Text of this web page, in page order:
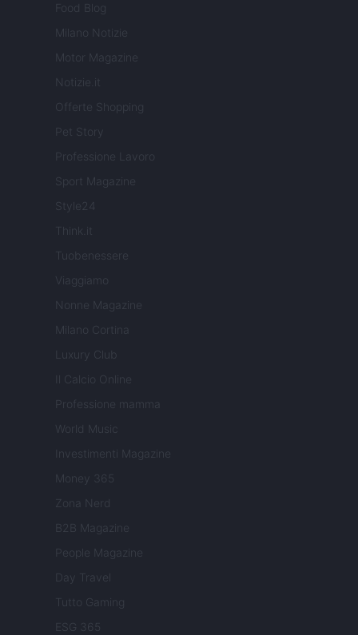
Food Blog
Milano Notizie
Motor Magazine
Notizie.it
Offerte Shopping
Pet Story
Professione Lavoro
Sport Magazine
Style24
Think.it
Tuobenessere
Viaggiamo
Nonne Magazine
Milano Cortina
Luxury Club
Il Calcio Online
Professione mamma
World Music
Investimenti Magazine
Money 365
Zona Nerd
B2B Magazine
People Magazine
Day Travel
Tutto Gaming
ESG 365